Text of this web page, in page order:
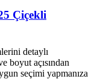
Çiçekli
detaylı
boyut açısından
seçimi yapmanıza